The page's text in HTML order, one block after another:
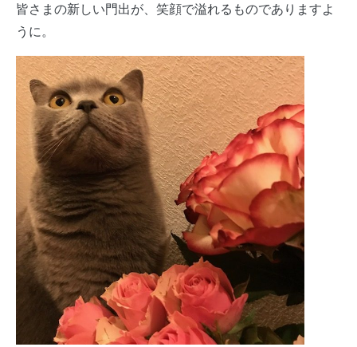
皆さまの新しい門出が、笑顔で溢れるものでありますよ
うに。